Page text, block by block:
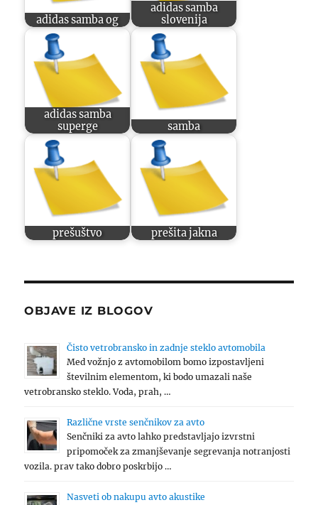
adidas samba og
adidas samba
slovenija
adidas samba
superge
samba
prešuštvo prešita jakna
OBJAVE IZ BLOGOV
Čisto vetrobransko in zadnje steklo avtomobila
Med vožnjo z avtomobilom bomo izpostavljeni
številnim elementom, ki bodo umazali naše
vetrobransko steklo. Voda, prah, …
Različne vrste senčnikov za avto
Senčniki za avto lahko predstavljajo izvrstni
pripomoček za zmanjševanje segrevanja notranjosti
vozila. prav tako dobro poskrbijo …
Nasveti ob nakupu avto akustike